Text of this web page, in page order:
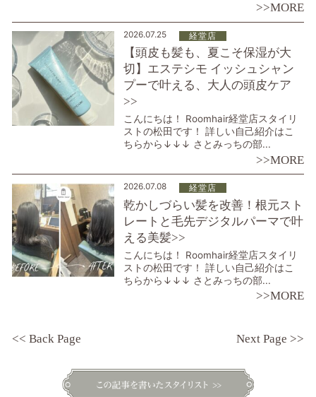
>>MORE
2026.07.25 経堂店
【頭皮も髪も、夏こそ保湿が大
切】エステシモ イッシュシャン
プーで叶える、大人の頭皮ケア
>>
こんにちは！ Roomhair経堂店スタイリ
ストの松田です！ 詳しい自己紹介はこ
ちらから↓↓↓ さとみっちの部...
>>MORE
2026.07.08 経堂店
乾かしづらい髪を改善！根元スト
レートと毛先デジタルパーマで叶
える美髪>>
こんにちは！ Roomhair経堂店スタイリ
ストの松田です！ 詳しい自己紹介はこ
ちらから↓↓↓ さとみっちの部...
>>MORE
<< Back Page Next Page >>